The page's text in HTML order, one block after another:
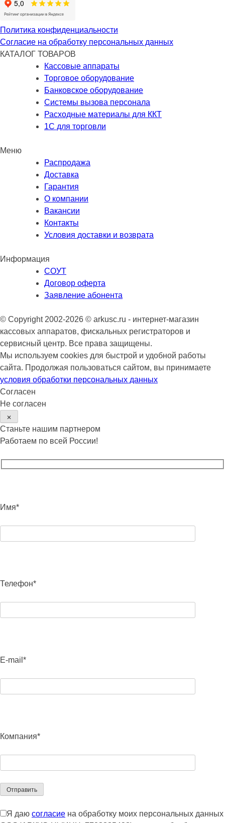
Политика конфиденциальности
Согласие на обработку персональных данных
КАТАЛОГ ТОВАРОВ
Кассовые аппараты
Торговое оборудование
Банковское оборудование
Системы вызова персонала
Расходные материалы для ККТ
1С для торговли
Меню
Распродажа
Доставка
Гарантия
О компании
Вакансии
Контакты
Условия доставки и возврата
Информация
СОУТ
Договор оферта
Заявление абонента
© Copyright 2002-2026 © arkusc.ru - интернет-магазин
кассовых аппаратов, фискальных регистраторов и
сервисный центр. Все права защищены.
Мы используем cookies для быстрой и удобной работы
сайта. Продолжая пользоваться сайтом, вы принимаете
условия обработки персональных данных
Согласен
Не согласен
✕
Станьте нашим партнером
Работаем по всей России!
Имя*
Телефон*
E-mail*
Компания*
Я даю согласие на обработку моих персональных данных